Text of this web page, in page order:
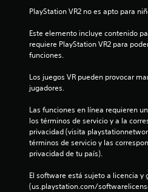
PlayStation VR2 no es apto para
Este elemento incluye contenido
requiere PlayStation VR2 para
funciones.
Los juegos VR pueden provocar
jugadores.
Las funciones en línea requieren
los términos de servicio y a la
privacidad (visita
términos de servicio y las
privacidad de tu país).
El software está sujeto a licencia y
(us.playstation.com/